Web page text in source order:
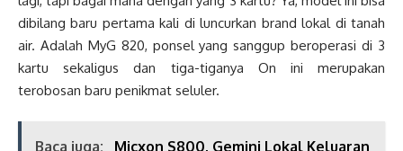
dibilang baru pertama kali di luncurkan brand lokal di tanah
air. Adalah MyG 820, ponsel yang sanggup beroperasi di 3
kartu sekaligus dan tiga-tiganya On ini merupakan
terobosan baru penikmat seluler.
Baca juga:
Micxon S800, Gemini Lokal Keluaran